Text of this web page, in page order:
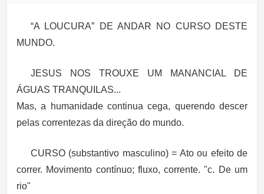
“A LOUCURA” DE ANDAR NO CURSO DESTE
MUNDO.
JESUS NOS TROUXE UM MANANCIAL DE
ÁGUAS TRANQUILAS...
Mas, a humanidade continua cega, querendo descer
pelas correntezas da direção do mundo.
CURSO (substantivo masculino) = Ato ou efeito de
correr. Movimento contínuo; fluxo, corrente. "c. De um
rio"